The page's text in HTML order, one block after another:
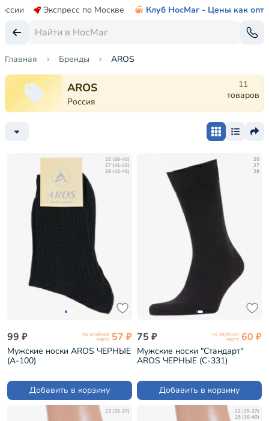
Экспресс по Москве Клуб НосМаг - Цены как опт
Главная Бренды AROS
AROS
Россия
11
товаров
25 (38-40)
27 (41-43)
29 (43-45)
99 ₽ по клубной
карте 57 ₽
Мужские носки AROS ЧЕРНЫЕ
(А-100)
Добавить в корзину
25
27
29
75 ₽ по клубной
карте 60 ₽
Мужские носки "Стандарт"
AROS ЧЕРНЫЕ (С-331)
Добавить в корзину
23 (35-37)
23 (35-37)
25 (38-40)